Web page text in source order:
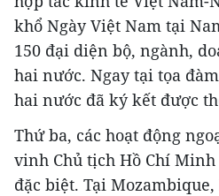
khổ Ngày Việt Nam tại
150 đại diện bộ, ngành,
hai nước. Ngay tại tọa
hai nước đã ký kết được
Thứ ba, các hoạt động
vinh Chủ tịch Hồ Chí
đặc biệt. Tại